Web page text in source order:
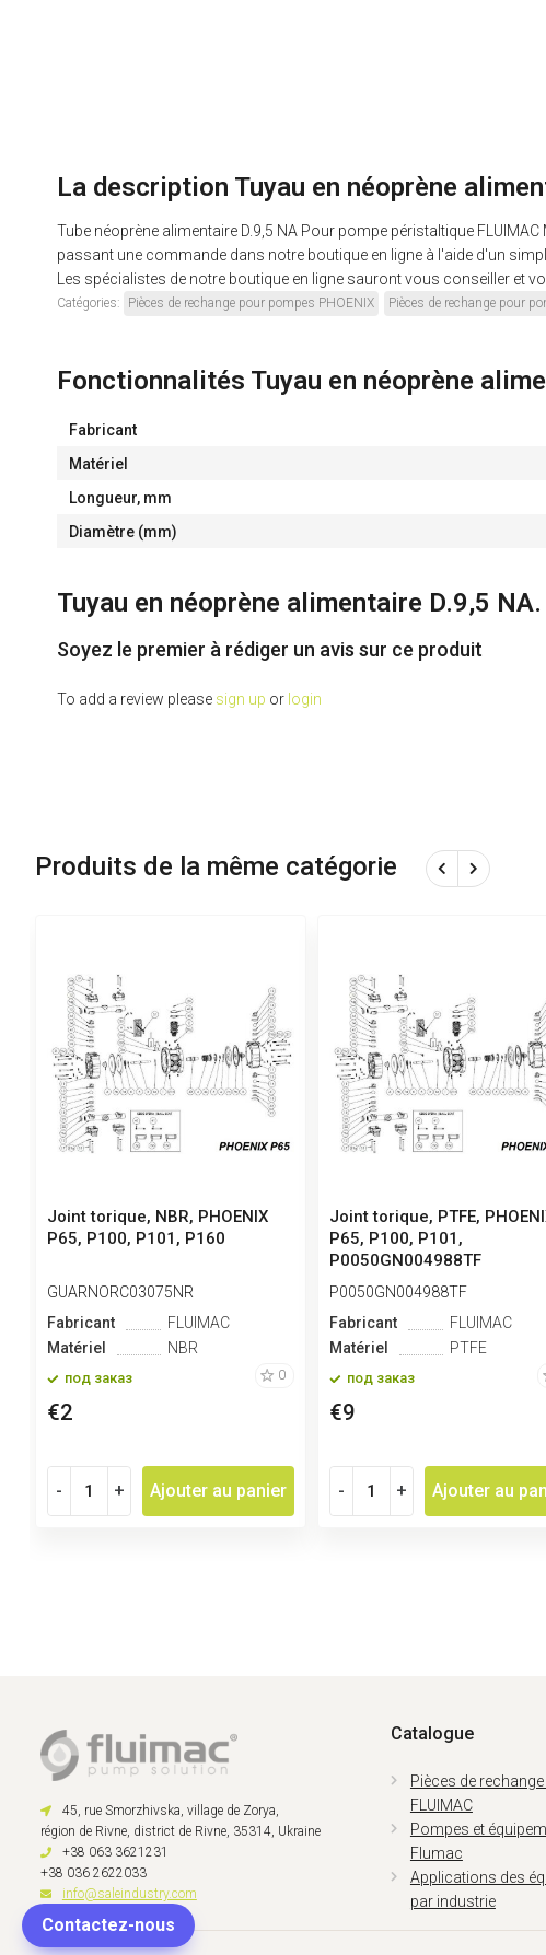
La description Tuyau en néoprène
Tube néoprène alimentaire D.9,5 NA Pour pompe péristaltique
passant une commande dans notre boutique en ligne à l'aide d'un
Les spécialistes de notre boutique en ligne sauront vous conseiller et
Catégories: Pièces de rechange pour pompes PHOENIX Pièces de rechange pour
Fonctionnalités Tuyau en néoprène
Fabricant
Matériel
Longueur, mm
Diamètre (mm)
Tuyau en néoprène alimentaire D.9,5
Soyez le premier à rédiger un avis sur ce produit
To add a review please sign up or login
Produits de la même catégorie
Joint torique, NBR, PHOENIX
P65, P100, P101, P160
GUARNORC03075NR
Fabricant
FLUIMAC
Matériel
NBR
под заказ 0
€2
- + Ajouter au panier
Joint torique, PTFE,
P65, P100, P101,
P0050GN004988TF
P0050GN004988TF
Fabricant
FLUIMAC
Matériel
PTFE
под заказ
€9
- + Ajouter au
45, rue Smorzhivska, village de Zorya,
région de Rivne, district de Rivne, 35314, Ukraine
+38 063 3621231
+38 036 2622033
info@saleindustry.com
Catalogue
Pièces de
FLUIMAC
Pompes et
Flumac
Applications des
par industrie
Contactez-nous